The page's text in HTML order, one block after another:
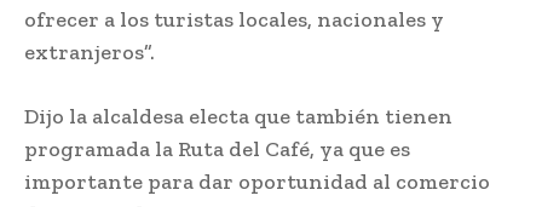
ofrecer a los turistas locales, nacionales y
extranjeros”.
Dijo la alcaldesa electa que también tienen
programada la Ruta del Café, ya que es
importante para dar oportunidad al comercio